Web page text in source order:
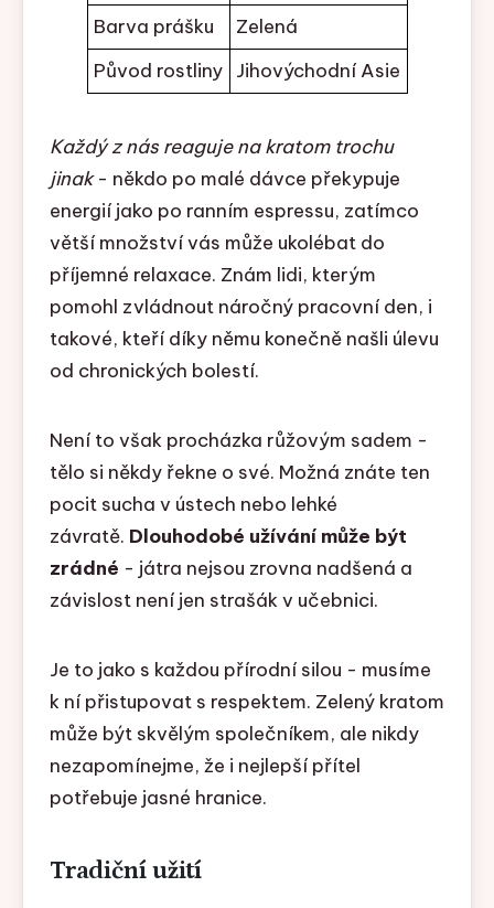
Barva prášku
Zelená
Původ rostliny
Jihovýchodní Asie
Každý z nás reaguje na kratom trochu
jinak- někdo po malé dávce překypuje
energií jako po ranním espressu, zatímco
větší množství vás může ukolébat do
příjemné relaxace. Znám lidi, kterým
pomohl zvládnout náročný pracovní den, i
takové, kteří díky němu konečně našli úlevu
od chronických bolestí.
Není to však procházka růžovým sadem -
tělo si někdy řekne o své. Možná znáte ten
pocit sucha v ústech nebo lehké
závratě. Dlouhodobé užívání může být
zrádné - játra nejsou zrovna nadšená a
závislost není jen strašák v učebnici.
Je to jako s každou přírodní silou - musíme
k ní přistupovat s respektem. Zelený kratom
může být skvělým společníkem, ale nikdy
nezapomínejme, že i nejlepší přítel
potřebuje jasné hranice.
Tradiční užití